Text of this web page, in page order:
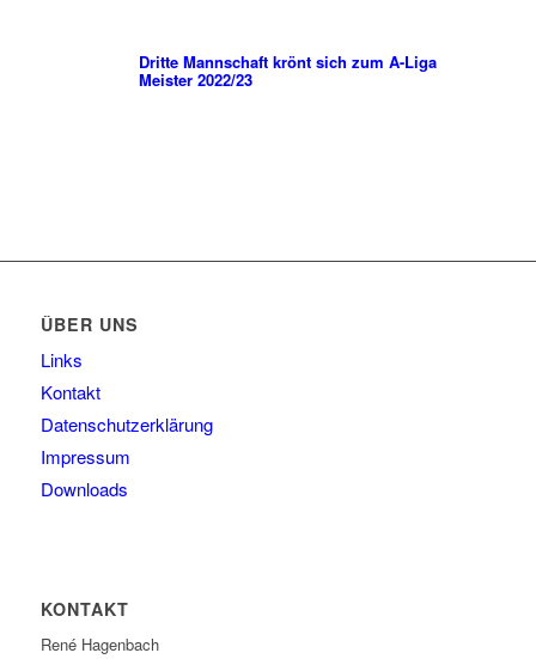
Dritte Mannschaft krönt sich zum A-Liga
Meister 2022/23
ÜBER UNS
Links
Kontakt
Datenschutzerklärung
Impressum
Downloads
KONTAKT
René Hagenbach